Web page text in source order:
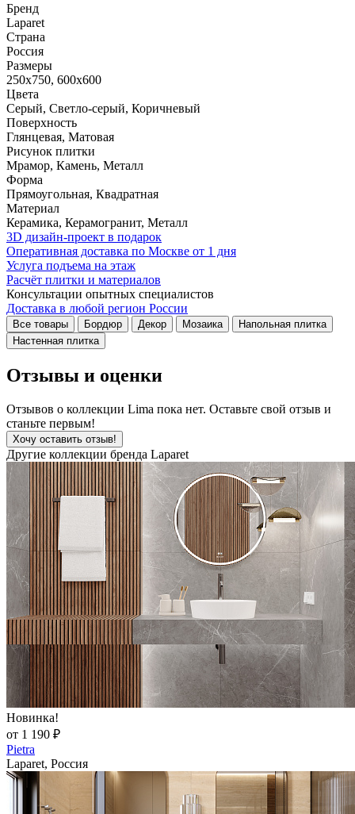
Бренд
Laparet
Страна
Россия
Размеры
250x750, 600x600
Цвета
Серый, Светло-серый, Коричневый
Поверхность
Глянцевая, Матовая
Рисунок плитки
Мрамор, Камень, Металл
Форма
Прямоугольная, Квадратная
Материал
Керамика, Керамогранит, Металл
3D дизайн-проект в подарок
Оперативная доставка по Москве от 1 дня
Услуга подъема на этаж
Расчёт плитки и материалов
Консультации опытных специалистов
Доставка в любой регион России
Все товары Бордюр Декор Мозаика
Напольная плитка
Настенная плитка
Отзывы и оценки
Отзывов о коллекции Lima пока нет. Оставьте свой отзыв и
станьте первым!
Хочу оставить отзыв!
Другие коллекции бренда Laparet
Новинка!
от 1 190 ₽
Pietra
Laparet, Россия